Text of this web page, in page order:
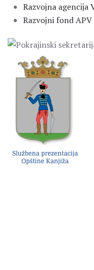
Razvojna agencija
Razvojni fond APV